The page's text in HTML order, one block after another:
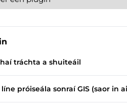
tráchta a shuiteáil
próiseála sonraí GIS (saor in